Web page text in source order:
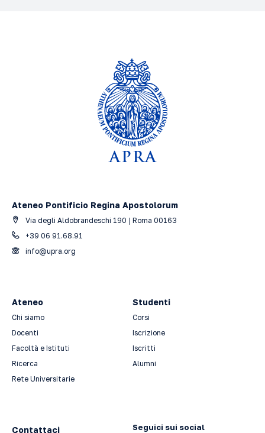
Ateneo Pontificio Regina Apostolorum
Via degli Aldobrandeschi 190 | Roma 00163
+39 06 91.68.91
info@upra.org
Ateneo
Chi siamo
Docenti
Facoltà e Istituti
Ricerca
Rete Universitarie
Studenti
Corsi
Iscrizione
Iscritti
Alumni
Contattaci Seguici sui social